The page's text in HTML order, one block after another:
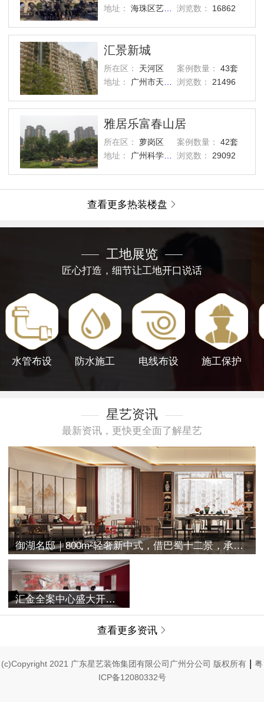
地址：
海珠区艺洲路灏景街1号 浏览数： 16862
汇景新城
所在区： 天河区 案例数量：
43套
地址：
广州市天河区汇景路五山街 浏览数： 21496
雅居乐富春山居
所在区： 萝岗区 案例数量：
42套
地址：
广州科学城西区 浏览数： 29092
查看更多热装楼盘 
工地展览
匠心打造，细节让工地开口说话
水管布设 防水施工 电线布设 施工保护
星艺资讯
最新资讯，更快更全面了解星艺
御湖名邸｜800m²轻奢新中式，借巴蜀十二景，承古典之空灵
汇金全案中心盛大开业 | 融合过往与未来，唤醒家的美学记忆
查看更多资讯 
(c)Copyright 2021 广东星艺装饰集团有限公司广州分公司 版权所有 | 粤
ICP备12080332号